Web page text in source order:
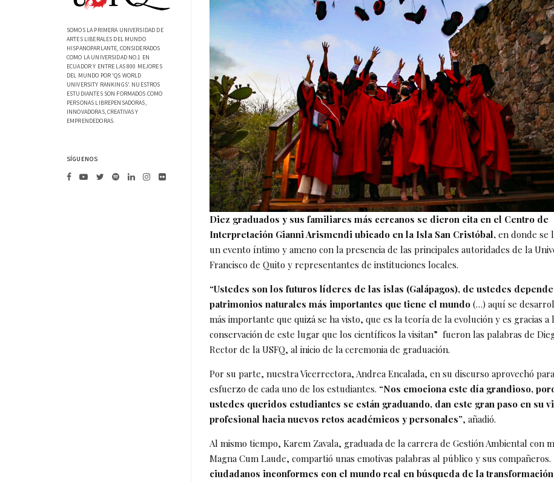
Diez graduados y sus familiares más cercanos se dieron cita en el Centro de
Interpretación Gianni Arismendi ubicado en la Isla San Cristóbal, en donde se
un evento íntimo y ameno con la presencia de las principales autoridades de la
Francisco de Quito y representantes de instituciones locales.
“Ustedes son los futuros líderes de las islas (Galápagos), de ustedes
patrimonios naturales más importantes que tiene el mundo (…) aquí se
más importante que quizá se ha visto, que es la teoría de la evolución y es gracias a
conservación de este lugar que los científicos la visitan” fueron las palabras de
Rector de la USFQ, al inicio de la ceremonia de graduación.
Por su parte, nuestra Vicerrectora, Andrea Encalada, en su discurso aprovechó
esfuerzo de cada uno de los estudiantes. “Nos emociona este día grandioso,
ustedes queridos estudiantes se están graduando, dan este gran paso en su
profesional hacia nuevos retos académicos y personales”, añadió.
Al mismo tiempo, Karem Zavala, graduada de la carrera de Gestión Ambiental con
Magna Cum Laude, compartió unas emotivas palabras al público y sus compañeros.
ciudadanos inconformes con el mundo real en búsqueda de la
SOMOS LA PRIMERA UNIVERSIDAD DE
ARTES LIBERALES DEL MUNDO
HISPANOPARLANTE, CONSIDERADOS
COMO LA UNIVERSIDAD NO.1 EN
ECUADOR Y ENTRE LAS 800 MEJORES
DEL MUNDO POR 'QS WORLD
UNIVERSITY RANKINGS'. NUESTROS
ESTUDIANTES SON FORMADOS COMO
PERSONAS LIBREPENSADORAS,
INNOVADORAS, CREATIVAS Y
EMPRENDEDORAS.
SÍGUENOS